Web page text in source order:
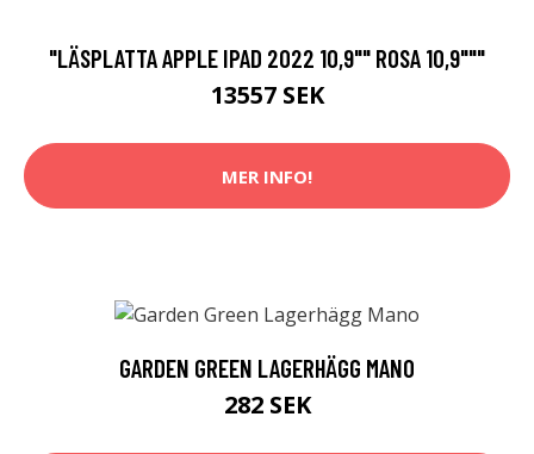
"LÄSPLATTA APPLE IPAD 2022 10,9"" ROSA 10,9"""
13557 SEK
MER INFO!
GARDEN GREEN LAGERHÄGG MANO
282 SEK